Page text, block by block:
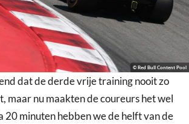
© Red Bull Content Pool
dat de derde vrije training nooit zo
maar nu maakten de coureurs het wel
20 minuten hebben we de helft van de